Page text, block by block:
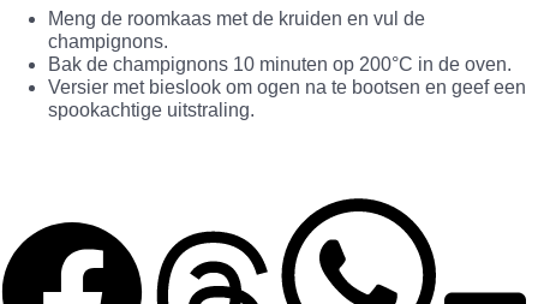
Meng de roomkaas met de kruiden en vul de
champignons.
Bak de champignons 10 minuten op 200°C in de oven.
Versier met bieslook om ogen na te bootsen en geef een
spookachtige uitstraling.